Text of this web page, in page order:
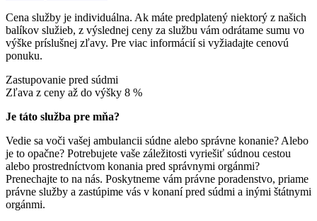
Cena služby je individuálna. Ak máte predplatený niektorý z našich
balíkov služieb, z výslednej ceny za službu vám odrátame sumu vo
výške príslušnej zľavy. Pre viac informácií si vyžiadajte cenovú
ponuku.
Zastupovanie pred súdmi
Zľava z ceny až do výšky 8 %
Je táto služba pre mňa?
Vedie sa voči vašej ambulancii súdne alebo správne konanie? Alebo
je to opačne? Potrebujete vaše záležitosti vyriešiť súdnou cestou
alebo prostredníctvom konania pred správnymi orgánmi?
Prenechajte to na nás. Poskytneme vám právne poradenstvo, priame
právne služby a zastúpime vás v konaní pred súdmi a inými štátnymi
orgánmi.